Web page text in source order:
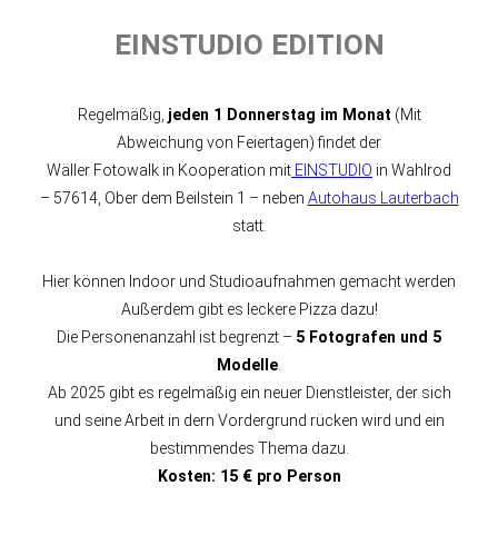
EINSTUDIO EDITION
Regelmäßig, jeden 1 Donnerstag im Monat (Mit
Abweichung von Feiertagen) findet der
Wäller Fotowalk in Kooperation mit EINSTUDIO in Wahlrod
– 57614, Ober dem Beilstein 1 – neben Autohaus Lauterbach
statt.
Hier können Indoor und Studioaufnahmen gemacht werden
Außerdem gibt es leckere Pizza dazu!
Die Personenanzahl ist begrenzt – 5 Fotografen und 5
Modelle
Ab 2025 gibt es regelmäßig ein neuer Dienstleister, der sich
und seine Arbeit in dern Vordergrund rücken wird und ein
bestimmendes Thema dazu.
Kosten: 15 € pro Person